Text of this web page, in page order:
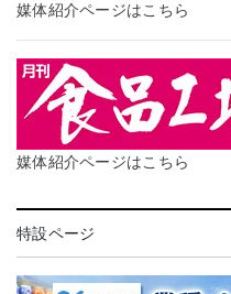
媒体紹介ページはこちら
媒体紹介ページはこちら
特設ページ